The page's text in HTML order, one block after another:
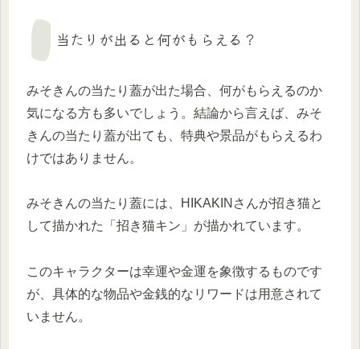
当たりが出ると何がもらえる？
みそきんの当たり蓋が出た場合、何がもらえるのか
気になる方も多いでしょう。結論から言えば、みそ
きんの当たり蓋が出ても、特典や景品がもらえるわ
けではありません。
みそきんの当たり蓋には、HIKAKINさんが招き猫と
して描かれた「招き猫キン」が描かれています。
このキャラクターは幸運や金運を象徴するものです
が、具体的な物品や金銭的なリワードは用意されて
いません。